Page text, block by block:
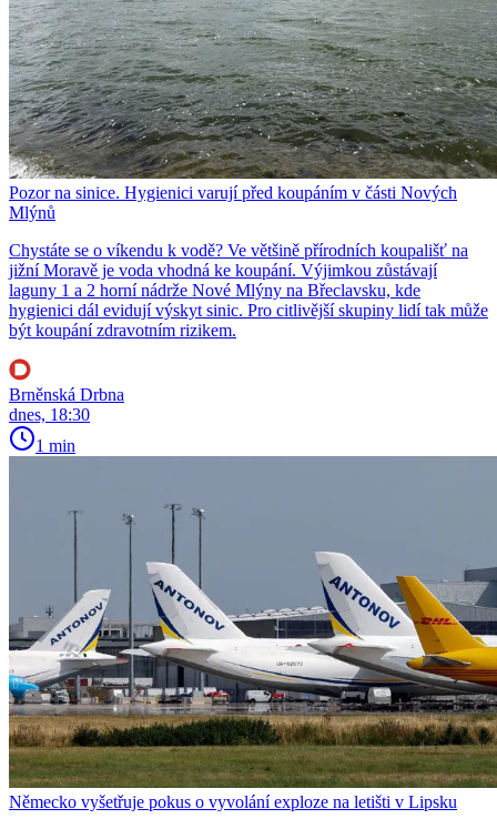
Pozor na sinice. Hygienici varují před koupáním v části Nových
Mlýnů
Chystáte se o víkendu k vodě? Ve většině přírodních koupališť na
jižní Moravě je voda vhodná ke koupání. Výjimkou zůstávají
laguny 1 a 2 horní nádrže Nové Mlýny na Břeclavsku, kde
hygienici dál evidují výskyt sinic. Pro citlivější skupiny lidí tak může
být koupání zdravotním rizikem.
Brněnská Drbna
dnes, 18:30
1 min
Německo vyšetřuje pokus o vyvolání exploze na letišti v Lipsku